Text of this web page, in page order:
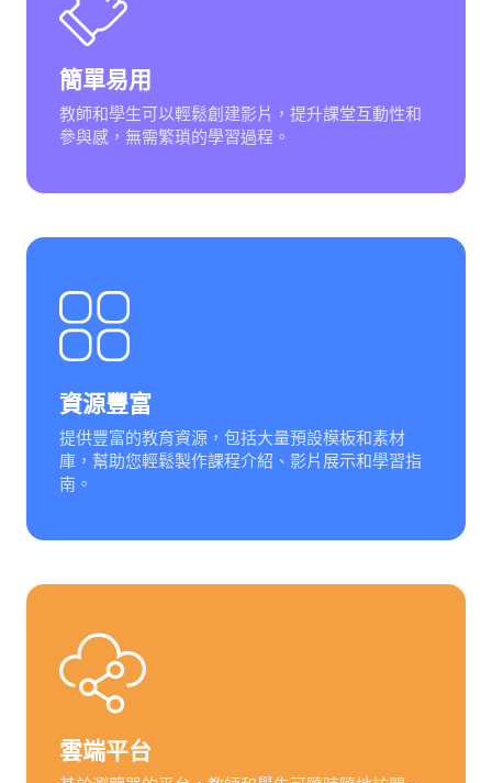
簡單易用
教師和學生可以輕鬆創建影片，提升課堂互動性和
參與感，無需繁瑣的學習過程。
資源豐富
提供豐富的教育資源，包括大量預設模板和素材
庫，幫助您輕鬆製作課程介紹、影片展示和學習指
南。
雲端平台